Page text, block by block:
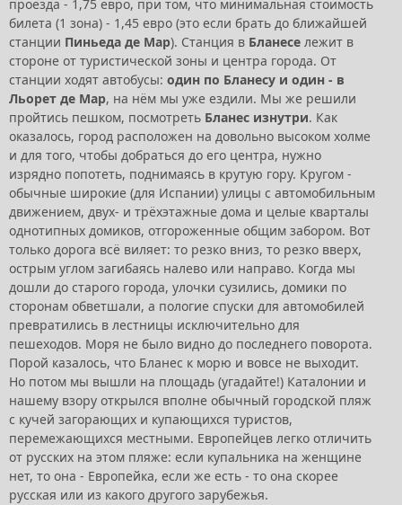
проезда - 1,75 евро, при том, что минимальная стоимость
билета (1 зона) - 1,45 евро (это если брать до ближайшей
станции Пиньеда де Мар). Станция в Бланесе лежит в
стороне от туристической зоны и центра города. От
станции ходят автобусы: один по Бланесу и один - в
Льорет де Мар, на нём мы уже ездили. Мы же решили
пройтись пешком, посмотреть Бланес изнутри. Как
оказалось, город расположен на довольно высоком холме
и для того, чтобы добраться до его центра, нужно
изрядно попотеть, поднимаясь в крутую гору. Кругом -
обычные широкие (для Испании) улицы с автомобильным
движением, двух- и трёхэтажные дома и целые кварталы
однотипных домиков, отгороженные общим забором. Вот
только дорога всё виляет: то резко вниз, то резко вверх,
острым углом загибаясь налево или направо. Когда мы
дошли до старого города, улочки сузились, домики по
сторонам обветшали, а пологие спуски для автомобилей
превратились в лестницы исключительно для
пешеходов. Моря не было видно до последнего поворота.
Порой казалось, что Бланес к морю и вовсе не выходит.
Но потом мы вышли на площадь (угадайте!) Каталонии и
нашему взору открылся вполне обычный городской пляж
с кучей загорающих и купающихся туристов,
перемежающихся местными. Европейцев легко отличить
от русских на этом пляже: если купальника на женщине
нет, то она - Европейка, если же есть - то она скорее
русская или из какого другого зарубежья.